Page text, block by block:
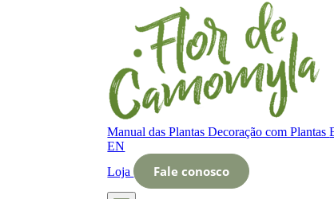
Manual das PlantasDecoração com Plantas
EN
Loja
Fale conosco